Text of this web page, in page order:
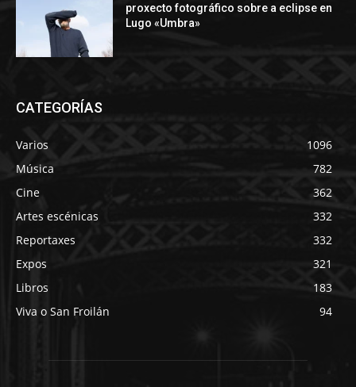
proxecto fotográfico sobre a eclipse en
Lugo «Umbra»
CATEGORÍAS
Varios
1096
Música
782
Cine
362
Artes escénicas
332
Reportaxes
332
Expos
321
Libros
183
Viva o San Froilán
94